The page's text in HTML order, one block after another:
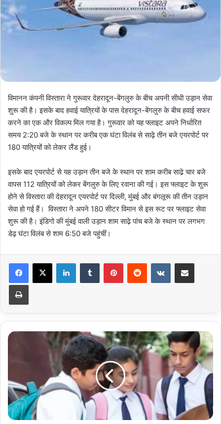
विमानन कंपनी विस्तारा ने गुरूवार देहरादून-बेंगलुरु के बीच अपनी सीधी उड़ान सेवा
शुरू की है। इसके बाद हवाई यात्रियों के पास देहरादून-बेंगलुरु के बीच हवाई सफर
करने का एक और विकल्प मिल गया है। गुरूवार को यह फ्लाइट अपने निर्धारित
समय 2:20 बजे के स्थान पर करीब एक घंटा विलंब से साढ़े तीन बजे एयरपोर्ट पर
180 यात्रियों को लेकर लैंड हुई।
इसके बाद एयरपोर्ट से यह उड़ान तीन बजे के स्थान पर शाम करीब साढे़ चार बजे
वापस 112 यात्रियों को लेकर बेंगलुरु के लिए रवाना की गई। इस फ्लाइट के शुरू
होने से विस्तारा की देहरादून एयरपोर्ट पर दिल्ली, मुंबई और बंगलूरू की तीन उड़ान
सेवा हो गई हैं। विस्तारा ने अपने 180 सीटर विमान से इस रूट पर फ्लाइट सेवा
शुरू की है। इंडिगो की मुंबई वाली उड़ान शाम साढे़ पांच बजे के स्थान पर लगभग
डेढ़ घंटा विलंब से शाम 6:50 बजे पहुंचीं।
LinkedInTumblr PinterestReddit VKontakteShare via Email
Print
उत्तराखंड
30
अप्रैल
को
घोषित